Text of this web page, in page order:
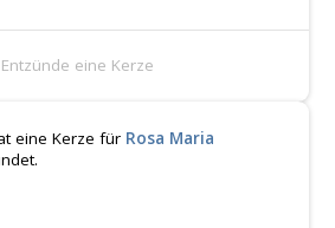
Entzünde eine Kerze
eine Kerze für Rosa Maria